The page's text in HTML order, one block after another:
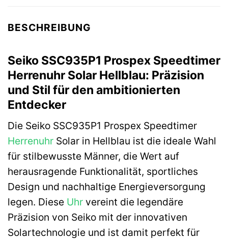
BESCHREIBUNG
Seiko SSC935P1 Prospex Speedtimer
Herrenuhr Solar Hellblau: Präzision
und Stil für den ambitionierten
Entdecker
Die Seiko SSC935P1 Prospex Speedtimer
Herrenuhr Solar in Hellblau ist die ideale Wahl
für stilbewusste Männer, die Wert auf
herausragende Funktionalität, sportliches
Design und nachhaltige Energieversorgung
legen. Diese Uhr vereint die legendäre
Präzision von Seiko mit der innovativen
Solartechnologie und ist damit perfekt für